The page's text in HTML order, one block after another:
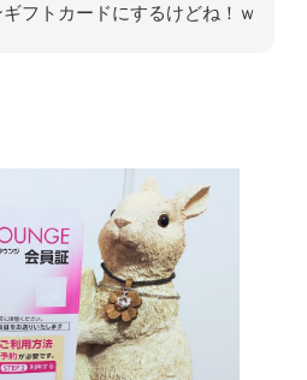
フトカードにするけどね！ｗ